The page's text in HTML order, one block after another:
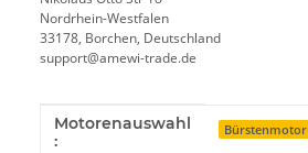
Nordrhein-Westfalen
33178, Borchen, Deutschland
support@amewi-trade.de
Produkteigenschaft
Wert
Motorenauswahl
:
Bürstenmotor